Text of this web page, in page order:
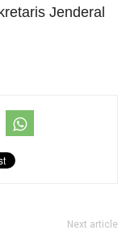
Jenderal
Next article